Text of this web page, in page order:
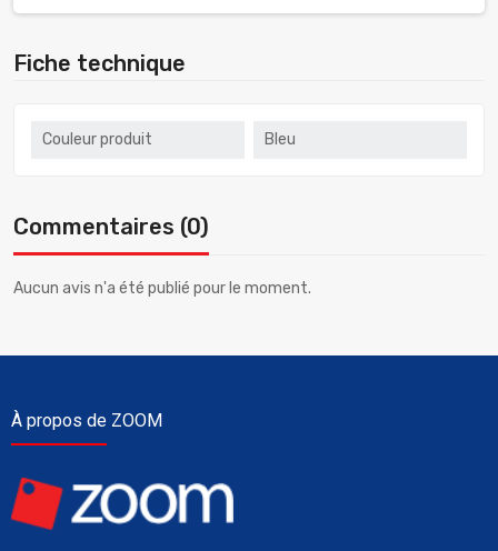
Fiche technique
Couleur produit Bleu
Commentaires (0)
Aucun avis n'a été publié pour le moment.
À propos de ZOOM